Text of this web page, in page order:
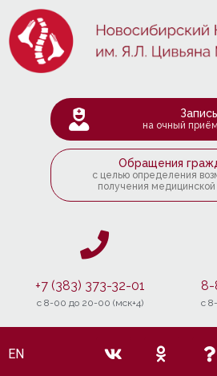
Запись
на очный
Обращения
с целью определения
получения
+7 (383) 373-32-01
c 8-00 до 20-00 (мск+4)
8-
c
EN